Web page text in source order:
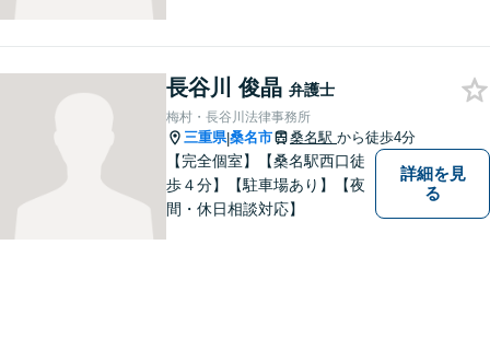
します。お困りごとは、お気
軽にご相談ください。
長谷川 俊晶 弁護士
梅村・長谷川法律事務所
三重県|桑名市 桑名駅 から徒歩4分
【完全個室】【桑名駅西口徒
歩４分】【駐車場あり】【夜
間・休日相談対応】
詳細を見
る